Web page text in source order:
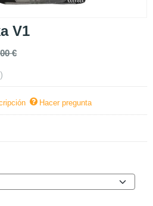
V1
€
Hacer pregunta